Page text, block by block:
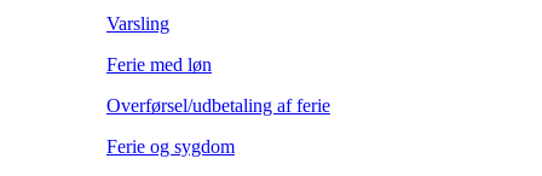
Varsling
Ferie med løn
Overførsel/udbetaling af ferie
Ferie og sygdom